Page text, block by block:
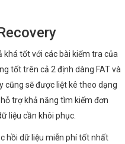
khá tốt với các bài kiểm tra của
tốt trên cả 2 định dàng FAT và
cũng sẽ được liệt kê theo dạng
trợ khả năng tìm kiếm đơn
liệu cần khôi phục.